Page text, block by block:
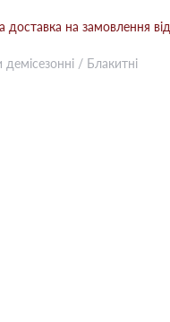
на замовлення від
демісезонні / Блакитні